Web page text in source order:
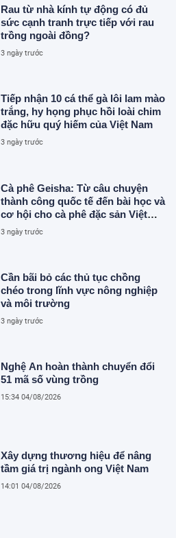
Rau từ nhà kính tự động có đủ
sức cạnh tranh trực tiếp với rau
trồng ngoài đồng?
3 ngày trước
Tiếp nhận 10 cá thể gà lôi lam mào
trắng, hy họng phục hồi loài chim
đặc hữu quý hiếm của Việt Nam
3 ngày trước
Cà phê Geisha: Từ câu chuyện
thành công quốc tế đến bài học và
cơ hội cho cà phê đặc sản Việt
Nam
3 ngày trước
Cần bãi bỏ các thủ tục chồng
chéo trong lĩnh vực nông nghiệp
và môi trường
3 ngày trước
Nghệ An hoàn thành chuyển đổi
51 mã số vùng trồng
15:34 04/08/2026
Xây dựng thương hiệu để nâng
tầm giá trị ngành ong Việt Nam
14:01 04/08/2026